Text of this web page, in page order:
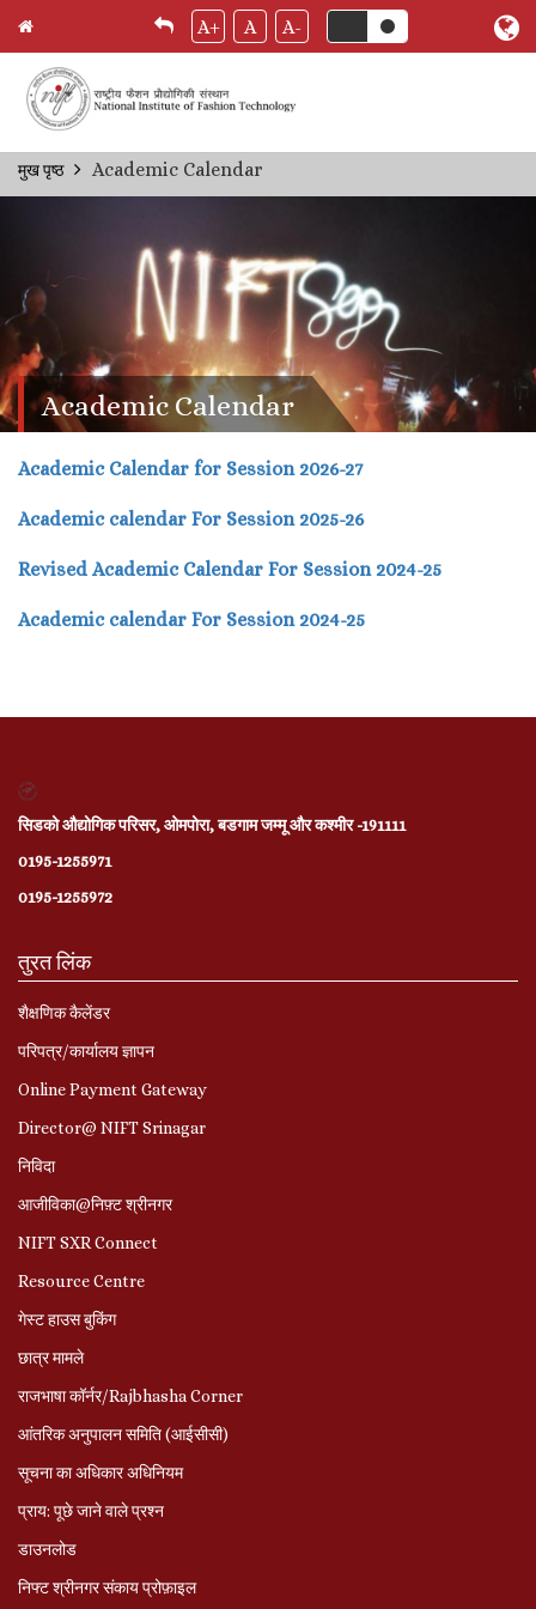
Skip
A+ A A-
Breadcrumb
मुख पृष्ठ Academic Calendar
Academic Calendar
Academic Calendar for Session 2026-27
Academic calendar For Session 2025-26
Revised Academic Calendar For Session 2024-25
Academic calendar For Session 2024-25
सिडको औद्योगिक परिसर, ओमपोरा, बडगाम जम्मू और कश्मीर -191111
0195-1255971
0195-1255972
तुरत लिंक
शैक्षणिक कैलेंडर
परिपत्र/कार्यालय ज्ञापन
Online Payment Gateway
Director@ NIFT Srinagar
निविदा
आजीविका@निफ़्ट श्रीनगर
NIFT SXR Connect
Resource Centre
गेस्ट हाउस बुकिंग
छात्र मामले
राजभाषा कॉर्नर/Rajbhasha Corner
आंतरिक अनुपालन समिति (आईसीसी)
सूचना का अधिकार अधिनियम
प्राय: पूछे जाने वाले प्रश्‍न
डाउनलोड
निफ्ट श्रीनगर संकाय प्रोफ़ाइल